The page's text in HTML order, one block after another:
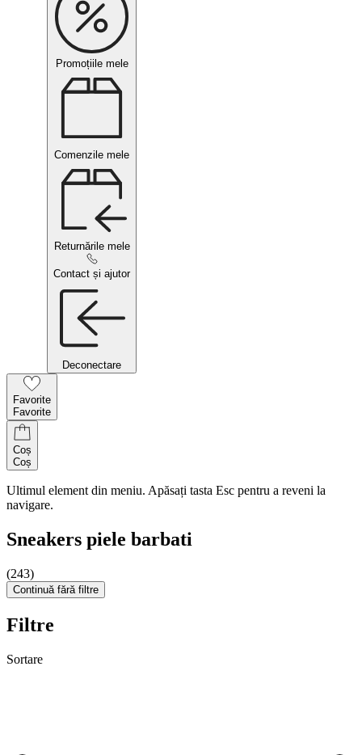
Promoțiile mele
Comenzile mele
Returnările mele
Contact și ajutor
Deconectare
Favorite
Favorite
Coș
Coș
Ultimul element din meniu. Apăsați tasta Esc pentru a reveni la
navigare.
Sneakers piele barbati
(243)
Continuă fără filtre
Filtre
Sortare